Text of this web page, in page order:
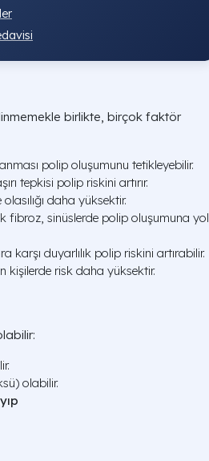
birlikte, birçok faktör
polip oluşumunu tetikleyebilir.
tepkisi polip riskini artırır.
daha yüksektir.
fibroz, sinüslerde polip oluşumuna yol
karşı duyarlılık polip riskini artırabilir.
kişilerde risk daha yüksektir.
olabilir.